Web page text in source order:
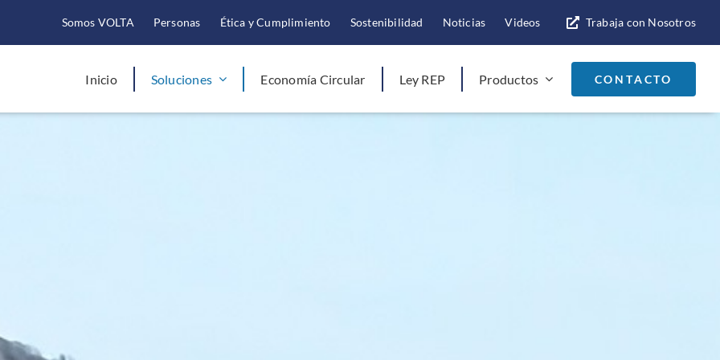
Somos VOLTA Personas Ética y Cumplimiento Sostenibilidad Noticias Videos Trabaja con Nosotros
Inicio Soluciones Economía Circular Ley REP Productos CONTACTO